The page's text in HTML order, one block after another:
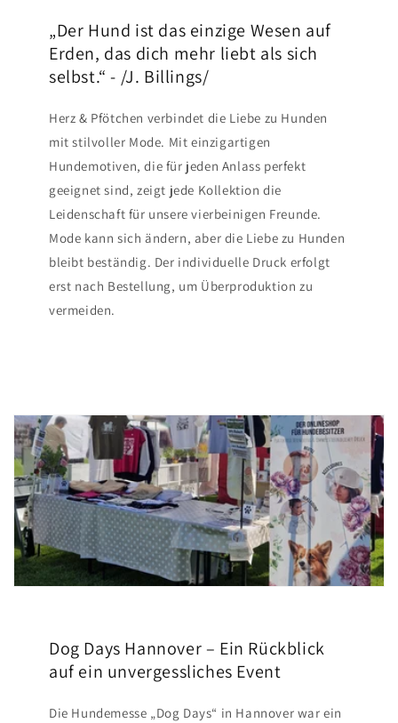
„Der Hund ist das einzige Wesen auf
Erden, das dich mehr liebt als sich
selbst.“ - /J. Billings/
Herz & Pfötchen verbindet die Liebe zu Hunden
mit stilvoller Mode. Mit einzigartigen
Hundemotiven, die für jeden Anlass perfekt
geeignet sind, zeigt jede Kollektion die
Leidenschaft für unsere vierbeinigen Freunde.
Mode kann sich ändern, aber die Liebe zu Hunden
bleibt beständig. Der individuelle Druck erfolgt
erst nach Bestellung, um Überproduktion zu
vermeiden.
Dog Days Hannover – Ein Rückblick
auf ein unvergessliches Event
Die Hundemesse „Dog Days“ in Hannover war ein